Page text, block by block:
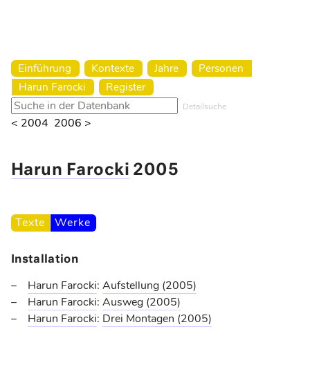
Einführung Kontexte Jahre
Personen
Harun Farocki
Register
Detailsuche
< 2004 2006 >
Harun Farocki 2005
Texte Werke
Installation
Harun Farocki: Aufstellung (2005)
Harun Farocki: Ausweg (2005)
Harun Farocki: Drei Montagen (2005)